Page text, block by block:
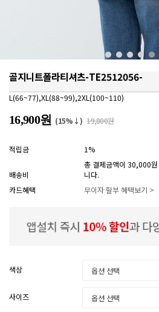
골지니트폴라티셔츠-TE2512056-
L(66~77),XL(88~99),2XL(100~110)
16,900원 (15%↓) 19,800원
적립금 1%
배송비
총 결제금액이 30,000
니다.
카드혜택
무이자 할부 혜택보기 >
색상
사이즈